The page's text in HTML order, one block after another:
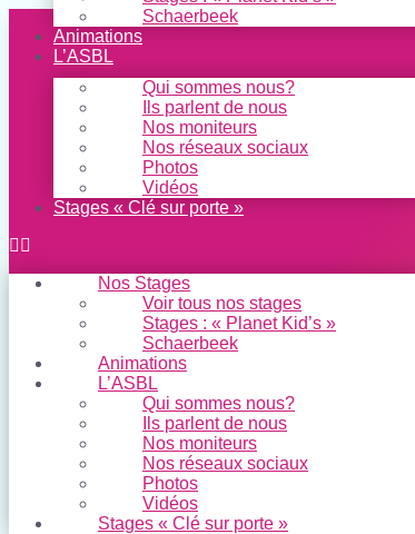
contenu
Schaerbeek
Animations
L’ASBL
Qui sommes nous?
Ils parlent de nous
Nos moniteurs
Nos réseaux sociaux
Photos
Vidéos
Stages « Clé sur porte »
Nos Stages
Voir tous nos stages
Stages : « Planet Kid’s »
Schaerbeek
Animations
L’ASBL
Qui sommes nous?
Ils parlent de nous
Nos moniteurs
Nos réseaux sociaux
Photos
Vidéos
Stages « Clé sur porte »